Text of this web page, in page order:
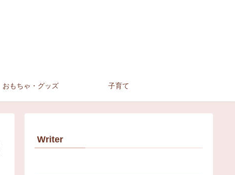
おもちゃ・グッズ 子育て
Writer